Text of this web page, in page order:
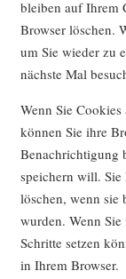
bleiben auf Ihrem
Browser löschen.
um Sie wieder zu
nächste Mal
Wenn Sie
können Sie ihre
Benachrichtigung
speichern will.
löschen, wenn sie
wurden. Wenn
Schritte setzen
in Ihrem Browser.